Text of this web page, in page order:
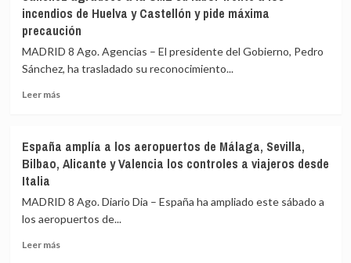
controles
a
199
pasajeros
de
terceros
primer
día
de
fronteras
incendios de Huelva y Castellón y pide máxima
precaución
MADRID 8 Ago. Agencias – El presidente del Gobierno, Pedro
Sánchez, ha trasladado su reconocimiento...
Leer másLeer
agradece
a
UME
labor
frente
España amplía a los aeropuertos de Málaga, Sevilla,
Bilbao, Alicante y Valencia los controles a viajeros desde
Italia
MADRID 8 Ago. Diario Dia – España ha ampliado este sábado a
los aeropuertos de...
Leer másLeer